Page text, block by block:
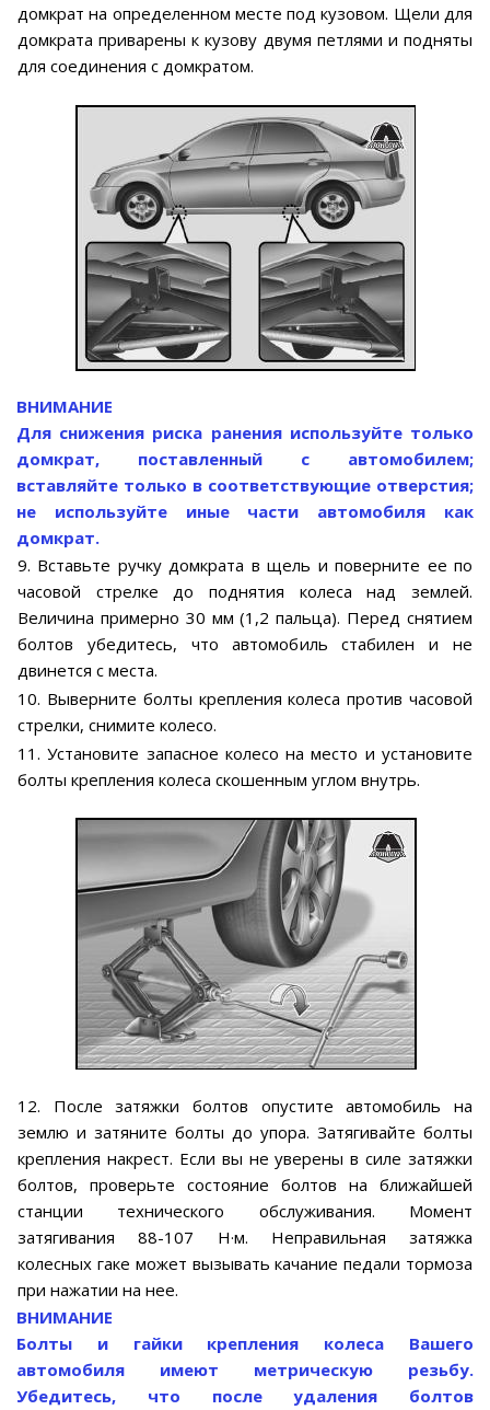
домкрат на определенном месте под кузовом. Щели для
домкрата приварены к кузову двумя петлями и подняты
для соединения с домкратом.
ВНИМАНИЕ
Для снижения риска ранения используйте только
домкрат, поставленный с автомобилем;
вставляйте только в соответствующие отверстия;
не используйте иные части автомобиля как
домкрат.
9. Вставьте ручку домкрата в щель и поверните ее по
часовой стрелке до поднятия колеса над землей.
Величина примерно 30 мм (1,2 пальца). Перед снятием
болтов убедитесь, что автомобиль стабилен и не
двинется с места.
10. Выверните болты крепления колеса против часовой
стрелки, снимите колесо.
11. Установите запасное колесо на место и установите
болты крепления колеса скошенным углом внутрь.
12. После затяжки болтов опустите автомобиль на
землю и затяните болты до упора. Затягивайте болты
крепления накрест. Если вы не уверены в силе затяжки
болтов, проверьте состояние болтов на ближайшей
станции технического обслуживания. Момент
затягивания 88-107 Н·м. Неправильная затяжка
колесных гаке может вызывать качание педали тормоза
при нажатии на нее.
ВНИМАНИЕ
Болты и гайки крепления колеса Вашего
автомобиля имеют метрическую резьбу.
Убедитесь, что после удаления болтов